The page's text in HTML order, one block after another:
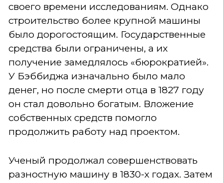
своего времени исследованиям. Однако
строительство более крупной машины
было дорогостоящим. Государственные
средства были ограничены, а их
получение замедлялось «бюрократией».
У Бэббиджа изначально было мало
денег, но после смерти отца в 1827 году
он стал довольно богатым. Вложение
собственных средств помогло
продолжить работу над проектом.
Ученый продолжал совершенствовать
разностную машину в 1830-х годах. Затем